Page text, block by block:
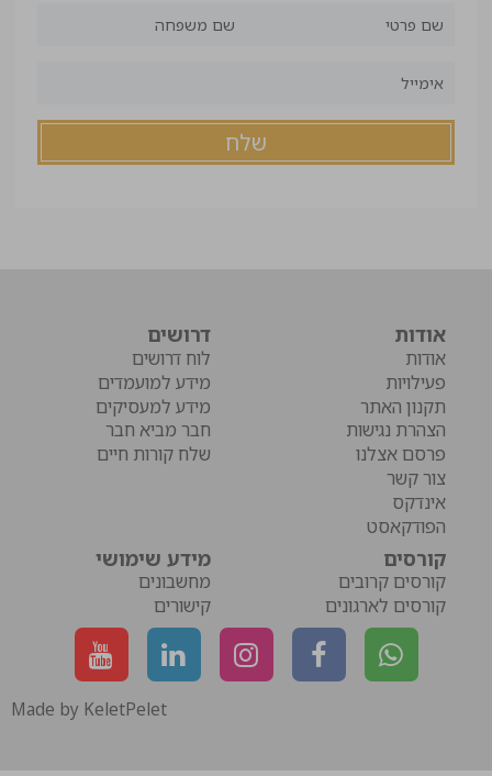
אודות
אודות
פעילויות
תקנון האתר
הצהרת נגישות
פרסם אצלנו
צור קשר
אינדקס
הפודקאסט
דרושים
לוח דרושים
מידע למועמדים
מידע למעסיקים
חבר מביא חבר
שלח קורות חיים
קורסים
קורסים קרובים
קורסים לארגונים
מידע שימושי
מחשבונים
קישורים
Made by KeletPelet